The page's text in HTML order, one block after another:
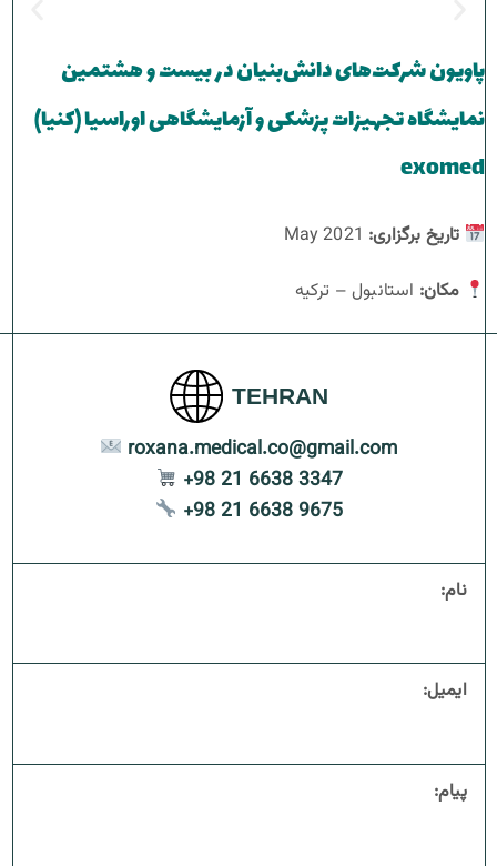
پاویون شرکت‌های دانش‌بنیان در بیست و هشتمین
نمایشگاه تجهیزات پزشکی و آزمایشگاهی اوراسیا (کنیا)
exomed
تاریخ برگزاری:
مکان: استانبول – ترکیه
نام:
ایمیل:
پیام:
TEHRAN
roxana.medical.co@gmail.com
+98 21 6638 3347
+98 21 6638 9675